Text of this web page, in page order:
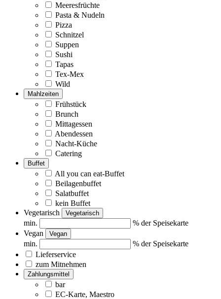
Meeresfrüchte
Pasta & Nudeln
Pizza
Schnitzel
Suppen
Sushi
Tapas
Tex-Mex
Wild
Mahlzeiten
Frühstück
Brunch
Mittagessen
Abendessen
Nacht-Küche
Catering
Buffet
All you can eat-Buffet
Beilagenbuffet
Salatbuffet
kein Buffet
Vegetarisch
Vegetarisch
min.
% der Speisekarte
Vegan
Vegan
min.
% der Speisekarte
Lieferservice
zum Mitnehmen
Zahlungsmittel
bar
EC-Karte, Maestro